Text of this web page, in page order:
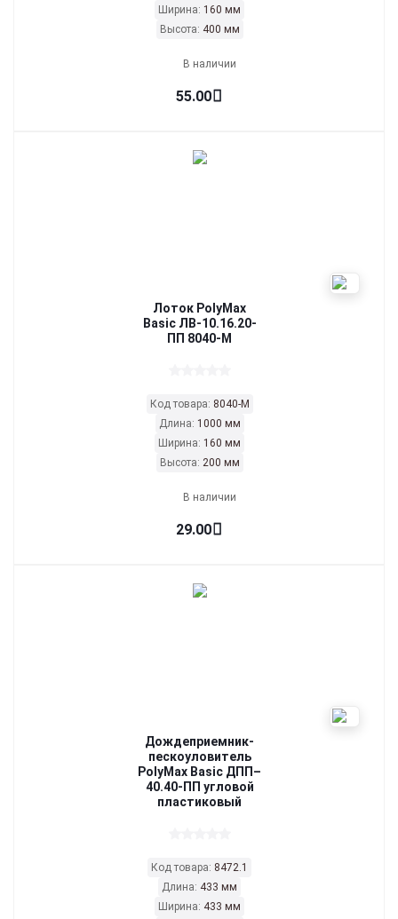
Ширина: 160 мм
Высота: 400 мм
В наличии
55.00
Лоток PolyMax
Basic ЛВ-10.16.20-
ПП 8040-М
Код товара: 8040-М
Длина: 1000 мм
Ширина: 160 мм
Высота: 200 мм
В наличии
29.00
Дождеприемник-
пескоуловитель
PolyMax Basic ДПП–
40.40-ПП угловой
пластиковый
Код товара: 8472.1
Длина: 433 мм
Ширина: 433 мм